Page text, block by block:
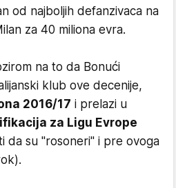
od najboljih defanzivaca na
za 40 miliona evra.
na to da Bonući
klub ove decenije,
2016/17 i prelazi u
za Ligu Evrope
da su "rosoneri" i pre ovoga